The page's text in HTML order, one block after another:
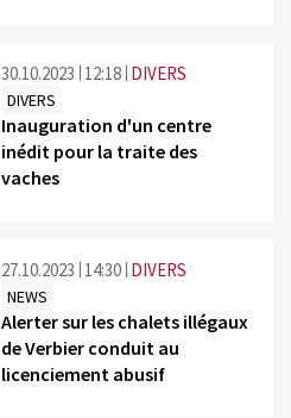
30.10.2023 12:18 DIVERS
DIVERS
Inauguration d'un centre
inédit pour la traite des
vaches
27.10.2023 14:30 DIVERS
NEWS
Alerter sur les chalets illégaux
de Verbier conduit au
licenciement abusif